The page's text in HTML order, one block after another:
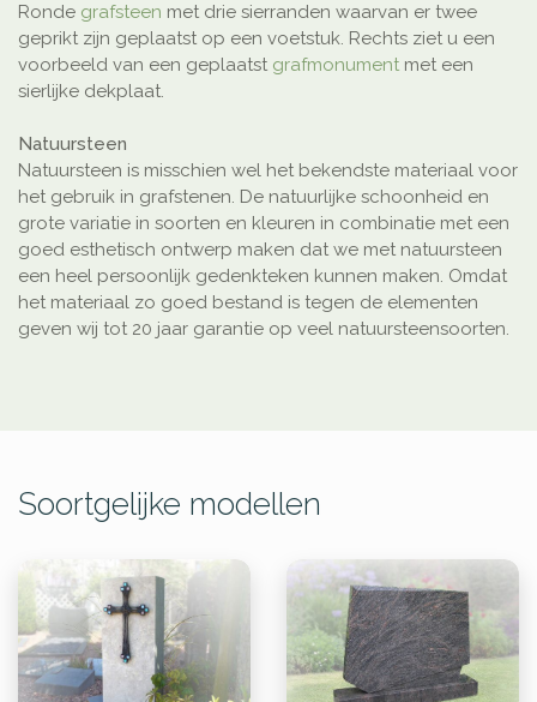
Ronde grafsteen met drie sierranden waarvan er twee
geprikt zijn geplaatst op een voetstuk. Rechts ziet u een
voorbeeld van een geplaatst grafmonument met een
sierlijke dekplaat.
Natuursteen
Natuursteen is misschien wel het bekendste materiaal voor
het gebruik in grafstenen. De natuurlijke schoonheid en
grote variatie in soorten en kleuren in combinatie met een
goed esthetisch ontwerp maken dat we met natuursteen
een heel persoonlijk gedenkteken kunnen maken. Omdat
het materiaal zo goed bestand is tegen de elementen
geven wij tot 20 jaar garantie op veel natuursteensoorten.
Soortgelijke modellen